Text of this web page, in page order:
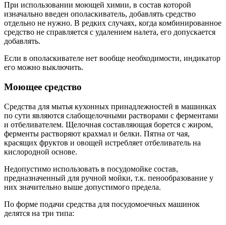
При использовании моющей химии, в состав которой
изначально введен ополаскиватель, добавлять средство
отдельно не нужно. В редких случаях, когда комбинированное
средство не справляется с удалением налета, его допускается
добавлять.
Если в ополаскивателе нет вообще необходимости, индикатор
его можно выключить.
Моющее средство
Средства для мытья кухонных принадлежностей в машинках
по сути являются слабощелочными растворами с ферментами
и отбеливателем. Щелочная составляющая борется с жиром,
ферменты растворяют крахмал и белки. Пятна от чая,
красящих фруктов и овощей истребляет отбеливатель на
кислородной основе.
Недопустимо использовать в посудомойке состав,
предназначенный для ручной мойки, т.к. пенообразование у
них значительно выше допустимого предела.
По форме подачи средства для посудомоечных машинок
делятся на три типа: